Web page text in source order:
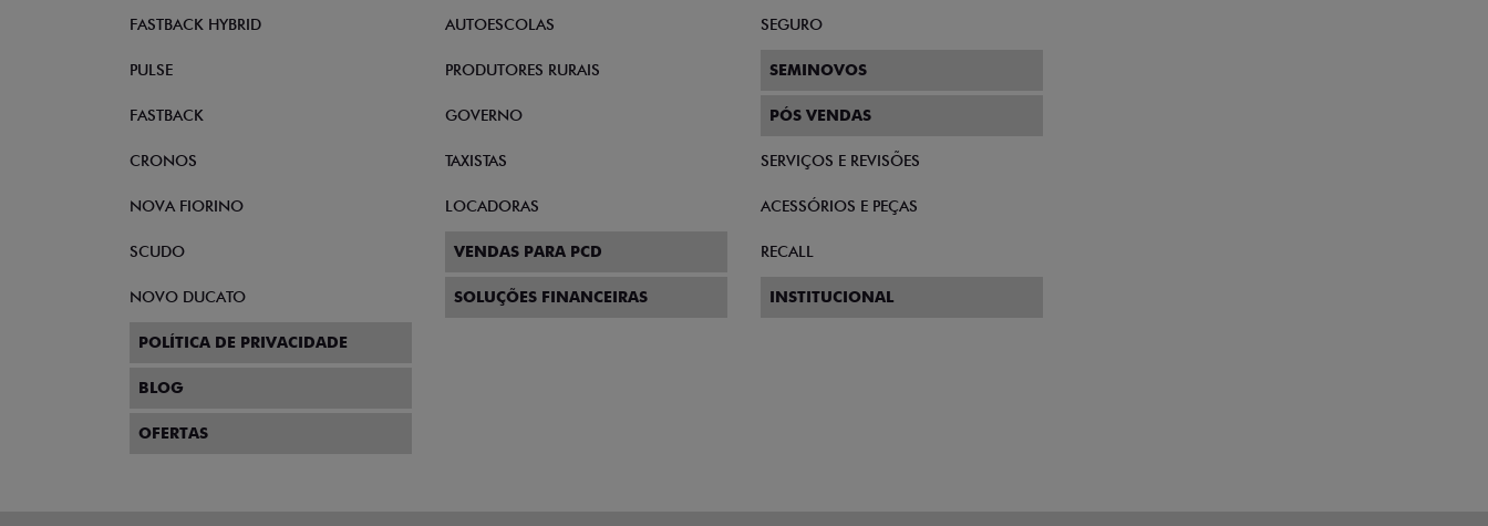
FASTBACK HYBRID
PULSE
FASTBACK
CRONOS
NOVA FIORINO
SCUDO
NOVO DUCATO
AUTOESCOLAS
PRODUTORES RURAIS
GOVERNO
TAXISTAS
LOCADORAS
VENDAS PARA PCD
SOLUÇÕES FINANCEIRAS
SEGURO
SEMINOVOS
PÓS VENDAS
SERVIÇOS E REVISÕES
ACESSÓRIOS E PEÇAS
RECALL
INSTITUCIONAL
POLÍTICA DE PRIVACIDADE
BLOG
OFERTAS